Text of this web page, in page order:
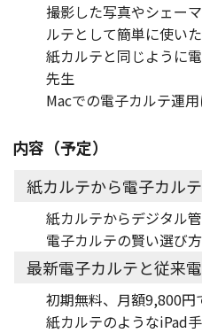
撮影した写真やシェー
ルテとして簡単に使い
紙カルテと同じように
先生
Macでの電子カルテ運
内容（予定）
紙カルテから電子カル
紙カルテからデジタル
電子カルテの賢い選び方
最新電子カルテと従来
初期無料、月額9,800円
紙カルテのようなiPad